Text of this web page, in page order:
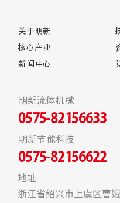
关于明新
核心产业
新闻中心
明新流体机械
0575-82156633
明新节能科技
0575-82156622
地址
浙江省绍兴市上虞区曹